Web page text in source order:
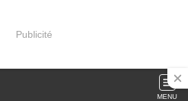
Publicité
MENU